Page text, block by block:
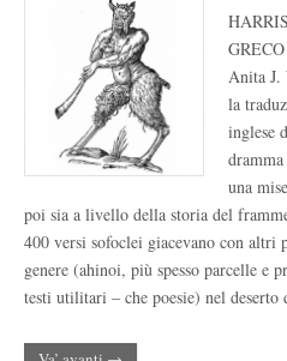
Anita J.
la
inglese
una
poi sia a livello della storia del
400 versi sofoclei giacevano con altri
genere (ahinoi, più spesso parcelle e
testi utilitari – che poesie) nel